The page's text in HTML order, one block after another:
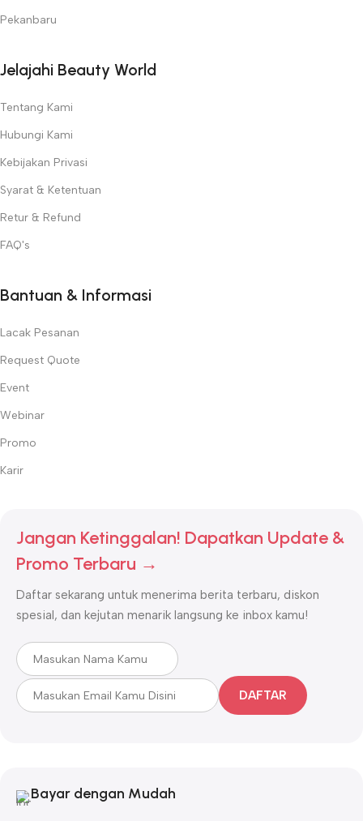
Pekanbaru
Jelajahi Beauty World
Tentang Kami
Hubungi Kami
Kebijakan Privasi
Syarat & Ketentuan
Retur & Refund
FAQ's
Bantuan & Informasi
Lacak Pesanan
Request Quote
Event
Webinar
Promo
Karir
Jangan Ketinggalan! Dapatkan Update &
Promo Terbaru →
Daftar sekarang untuk menerima berita terbaru, diskon
spesial, dan kejutan menarik langsung ke inbox kamu!
DAFTAR
Bayar dengan Mudah